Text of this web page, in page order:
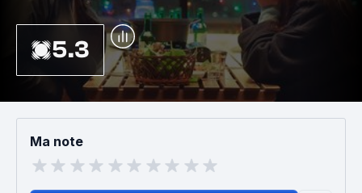
5.3
Ma note